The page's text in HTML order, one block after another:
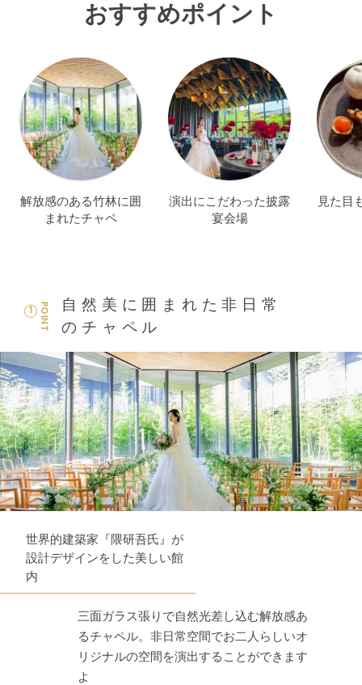
おすすめポイント
解放感のある竹林に囲
まれたチャペ
演出にこだわった披露
宴会場
見た目
POINT
1
自然美に囲まれた非日常
のチャペル
世界的建築家『隈研吾氏』が
設計デザインをした美しい館
内
三面ガラス張りで自然光差し込む解放感あ
るチャペル。非日常空間でお二人らしいオ
リジナルの空間を演出することができます
よ